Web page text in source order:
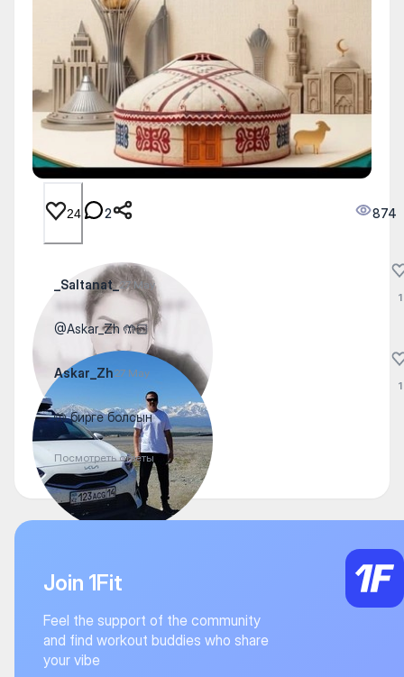
24 2 874
_Saltanat_27 May
@Askar_Zh 🤲🏻
1
Askar_Zh27 May
🤲 бирге болсын
Посмотреть ответы
1
Join 1Fit
Feel the support of the community
and find workout buddies who share
your vibe